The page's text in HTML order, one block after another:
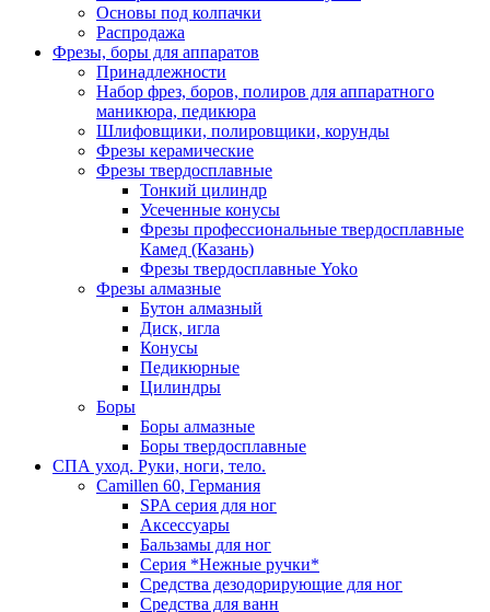
Основы под колпачки
Распродажа
Фрезы, боры для аппаратов
Принадлежности
Набор фрез, боров, полиров для аппаратного
маникюра, педикюра
Шлифовщики, полировщики, корунды
Фрезы керамические
Фрезы твердосплавные
Тонкий цилиндр
Усеченные конусы
Фрезы профессиональные твердосплавные
Камед (Казань)
Фрезы твердосплавные Yoko
Фрезы алмазные
Бутон алмазный
Диск, игла
Конусы
Педикюрные
Цилиндры
Боры
Боры алмазные
Боры твердосплавные
СПА уход. Руки, ноги, тело.
Camillen 60, Германия
SPA серия для ног
Аксессуары
Бальзамы для ног
Серия *Нежные ручки*
Средства дезодорирующие для ног
Средства для ванн